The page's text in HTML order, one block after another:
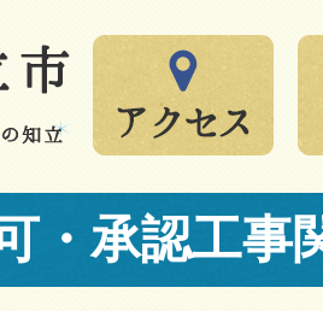
・承認工事